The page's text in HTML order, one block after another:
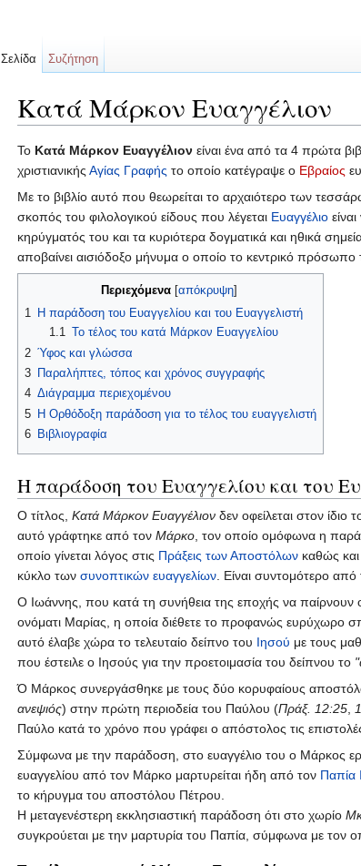
Κατά Μάρκον Ευαγγέλιον
Το Κατά Μάρκον Ευαγγέλιον είναι ένα από τα 4 πρώτα
χριστιανικής Αγίας Γραφής το οποίο κατέγραψε ο Εβραίος
Με το βιβλίο αυτό που θεωρείται το αρχαιότερο των
σκοπός του φιλολογικού είδους που λέγεται Ευαγγέλιο
κηρύγματός του και τα κυριότερα δογματικά και ηθικά
αποβαίνει αισιόδοξο μήνυμα ο οποίο το κεντρικό πρόσωπο
Περιεχόμενα[ απόκρυψη]
1 Η παράδοση του Ευαγγελίου και του Ευαγγελιστή
1.1 Το τέλος του κατά Μάρκον Ευαγγελίου
2 Ύφος και γλώσσα
3 Παραλήπτες, τόπος και χρόνος συγγραφής
4 Διάγραμμα περιεχομένου
5 Η Ορθόδοξη παράδοση για το τέλος του ευαγγελιστή
6 Βιβλιογραφία
Η παράδοση του Ευαγγελίου και του
Ο τίτλος, Κατά Μάρκον Ευαγγέλιον δεν οφείλεται στον
αυτό γράφτηκε από τον Μάρκο, τον οποίο ομόφωνα η
οποίο γίνεται λόγος στις Πράξεις των Αποστόλων καθώς
κύκλο των συνοπτικών ευαγγελίων. Είναι συντομότερο από
Ο Ιωάννης, που κατά τη συνήθεια της εποχής να παίρνουν
ονόματι Μαρίας, η οποία διέθετε το προφανώς ευρύχωρο
αυτό έλαβε χώρα το τελευταίο δείπνο του Ιησού με τους
που έστειλε ο Ιησούς για την προετοιμασία του δείπνου το
Ό Μάρκος συνεργάσθηκε με τους δύο κορυφαίους
ανεψιός) στην πρώτη περιοδεία του Παύλου (Πράξ. 12:25,
Παύλο κατά το χρόνο που γράφει ο απόστολος τις
Σύμφωνα με την παράδοση, στο ευαγγέλιο του ο Μάρκος
ευαγγελίου από τον Μάρκο μαρτυρείται ήδη από τον Παπία
το κήρυγμα του αποστόλου Πέτρου.
Η μεταγενέστερη εκκλησιαστική παράδοση ότι στο χωρίο
συγκρούεται με την μαρτυρία του Παπία, σύμφωνα με τον
Σελίδα Συζήτηση